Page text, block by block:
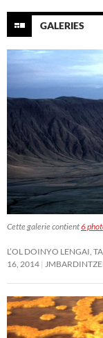
GALERIES
Cette galerie contient6
L’OL DOINYO LENGAI,
16, 2014